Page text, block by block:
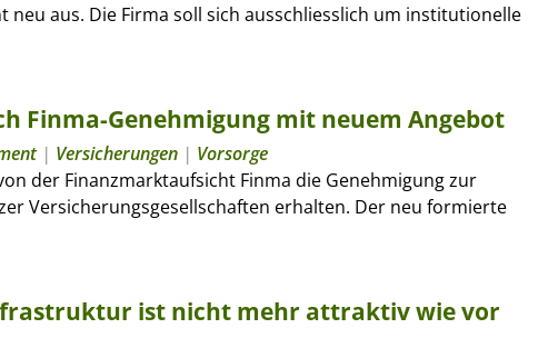
neu aus. Die Firma soll sich ausschliesslich um institutionelle
Finma-Genehmigung mit neuem Angebot
| Versicherungen | Vorsorge
der Finanzmarktaufsicht Finma die Genehmigung zur
Versicherungsgesellschaften erhalten. Der neu formierte
ist nicht mehr attraktiv wie vor